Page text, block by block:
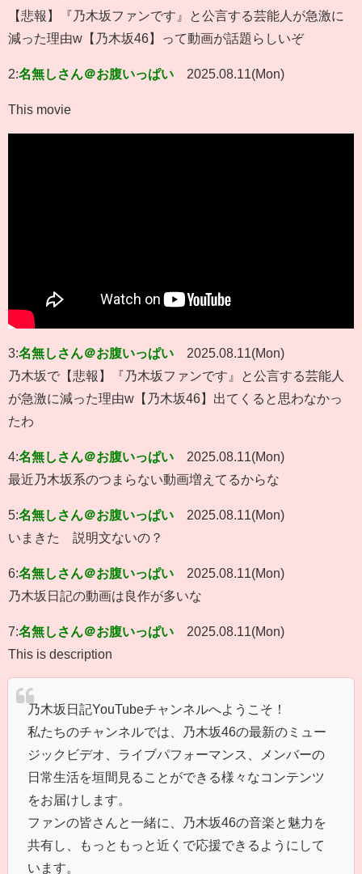
【悲報】『乃木坂ファンです』と公言する芸能人が急激に
減った理由w【乃木坂46】って動画が話題らしいぞ
2:名無しさん＠お腹いっぱい 2025.08.11(Mon)
This movie
3:名無しさん＠お腹いっぱい
2025.08.11(Mon)
乃木坂で【悲報】『乃木坂ファンです』と公言する芸能人
が急激に減った理由w【乃木坂46】出てくると思わなかっ
たわ
4:名無しさん＠お腹いっぱい
2025.08.11(Mon)
最近乃木坂系のつまらない動画増えてるからな
5:名無しさん＠お腹いっぱい
2025.08.11(Mon)
いまきた 説明文ないの？
6:名無しさん＠お腹いっぱい
2025.08.11(Mon)
乃木坂日記の動画は良作が多いな
7:名無しさん＠お腹いっぱい
2025.08.11(Mon)
This is description
乃木坂日記YouTubeチャンネルへようこそ！
私たちのチャンネルでは、乃木坂46の最新のミュー
ジックビデオ、ライブパフォーマンス、メンバーの
日常生活を垣間見ることができる様々なコンテンツ
をお届けします。
ファンの皆さんと一緒に、乃木坂46の音楽と魅力を
共有し、もっともっと近くで応援できるようにして
います。